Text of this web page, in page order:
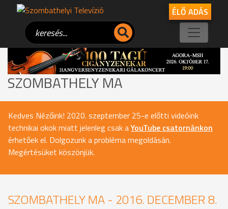
ÉLŐ ADÁS
SZOMBATHELY MA
Kedves Nézőink! 2020. szeptember 25-e előtti videóink
technikai okok miatt jelenleg csak aYouTube csatornánkon
érhetőek el. Dolgozunk a probléma megoldásán.
Megértésüket köszönjük.
SZOMBATHELY MA - 2016. DECEMBER 8.